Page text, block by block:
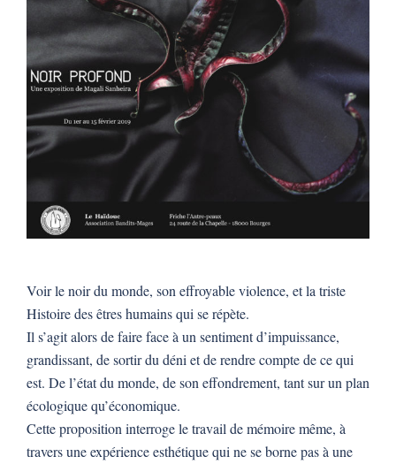
Voir le noir du monde, son effroyable violence, et la triste
Histoire des êtres humains qui se répète.
Il s’agit alors de faire face à un sentiment d’impuissance,
grandissant, de sortir du déni et de rendre compte de ce qui
est. De l’état du monde, de son effondrement, tant sur un plan
écologique qu’économique.
Cette proposition interroge le travail de mémoire même, à
travers une expérience esthétique qui ne se borne pas à une